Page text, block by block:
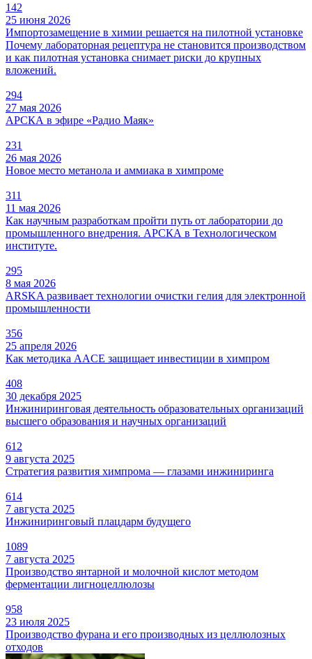
142
25 июня 2026
Импортозамещение в химии решается на пилотной установке
Почему лабораторная рецептура не становится производством
и как пилотная установка снимает риски до крупных
вложений.
294
27 мая 2026
АРСКА в эфире «Радио Маяк»
231
26 мая 2026
Новое место метанола и аммиака в химпроме
311
11 мая 2026
Как научным разработкам пройти путь от лаборатории до
промышленного внедрения. АРСКА в Технологическом
институте.
295
8 мая 2026
ARSKA развивает технологии очистки гелия для электронной
промышленности
356
25 апреля 2026
Как методика AACE защищает инвестиции в химпром
408
30 декабря 2025
Инжиниринговая деятельность образовательных организаций
высшего образования и научных организаций
612
9 августа 2025
Стратегия развития химпрома — глазами инжиниринга
614
7 августа 2025
Инжиниринговый плацдарм будущего
1089
7 августа 2025
Производство янтарной и молочной кислот методом
ферментации лигноцеллюлозы
958
23 июля 2025
Производство фурана и его производных из целлюлозных
отходов